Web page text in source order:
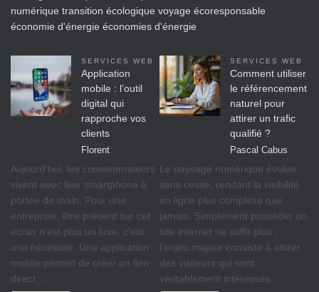
numérique transition écologique voyage écoresponsable
économie d'énergie économies d'énergie
SERVICES WEB
Application
mobile : l’outil
digital qui
rapproche vos
clients
Florent
Aujourd’hui, les consommateurs
vivent avec leur smartphone à
portée de main. Pour une
entreprise, être présent sur cet
écran n’est plus un luxe, c’est
une nécessité. Une application
mobile permet de créer un lien
direct,…
SERVICES WEB
Comment utiliser
le référencement
naturel pour
attirer un trafic
qualifié ?
Pascal Cabus
Le paysage numérique évolue
sans cesse, rendant la visibilité
en ligne plus complexe que
jamais. Simplement posséder un
site internet ne suffit plus ;
l’enjeu majeur consiste à attirer
des visiteurs qui sont
véritablement intéressés…